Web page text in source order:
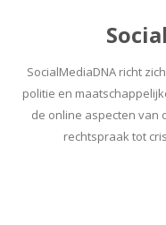
SocialMediaDNA richt
politie en
de online aspecten van
rechtspraak tot